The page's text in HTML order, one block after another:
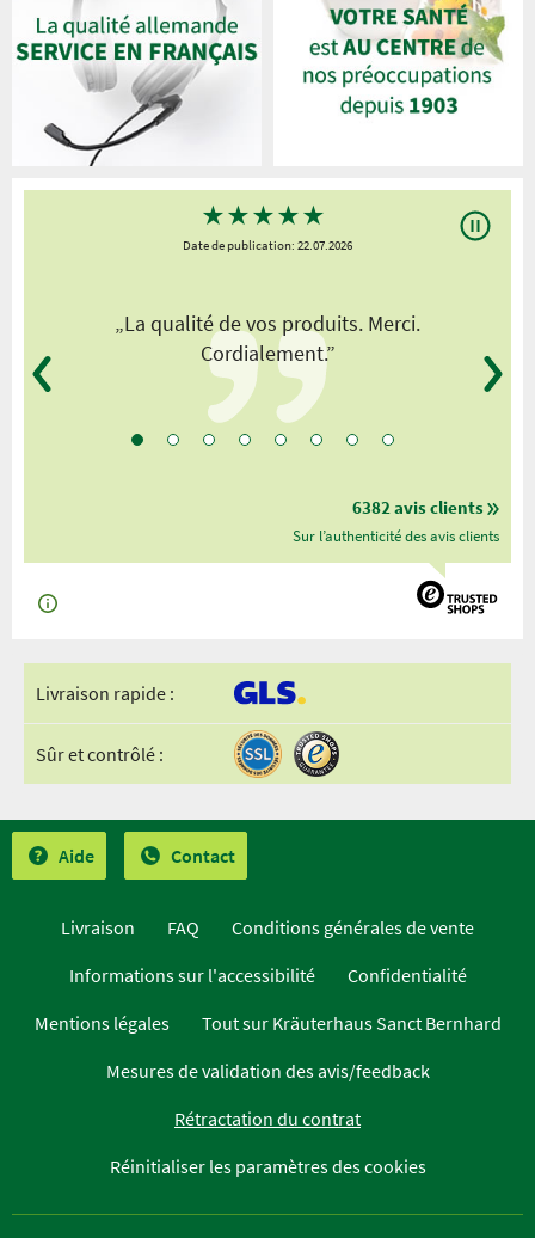
★★★★★
Date de publication: 22.07.2026
„La qualité de vos produits. Merci.
Cordialement.”
6382 avis clients
Sur l’authenticité des avis clients
Livraison rapide :
Sûr et contrôlé :
Aide Contact
Livraison FAQ
Conditions générales de vente
Informations sur l'accessibilité
Confidentialité
Mentions légales
Tout sur Kräuterhaus Sanct Bernhard
Mesures de validation des avis/feedback
Rétractation du contrat
Réinitialiser les paramètres des cookies